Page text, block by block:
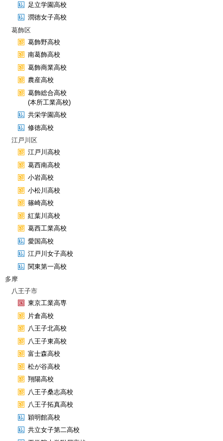
足立学園高校
潤徳女子高校
葛飾区
葛飾野高校
南葛飾高校
葛飾商業高校
農産高校
葛飾総合高校
(本所工業高校)
共栄学園高校
修徳高校
江戸川区
江戸川高校
葛西南高校
小岩高校
小松川高校
篠崎高校
紅葉川高校
葛西工業高校
愛国高校
江戸川女子高校
関東第一高校
多摩
八王子市
東京工業高専
片倉高校
八王子北高校
八王子東高校
富士森高校
松が谷高校
翔陽高校
八王子桑志高校
八王子拓真高校
穎明館高校
共立女子第二高校